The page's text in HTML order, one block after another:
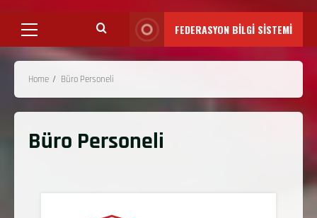
FEDERASYON BİLGİ SİSTEMİ
Home Büro Personeli
Büro Personeli